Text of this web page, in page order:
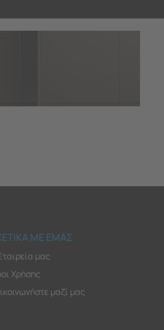
ΜΕ ΕΜΑΣ
μας
Χρήσης
μαζί μας